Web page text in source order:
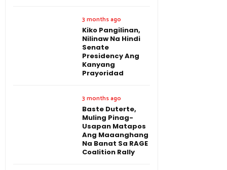
3 months ago
Kiko Pangilinan,
Nilinaw Na Hindi
Senate
Presidency Ang
Kanyang
Prayoridad
3 months ago
Baste Duterte,
Muling Pinag-
Usapan Matapos
Ang Maaanghang
Na Banat Sa RAGE
Coalition Rally